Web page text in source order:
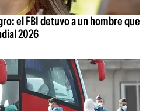
el FBI detuvo a un hombre que
2026